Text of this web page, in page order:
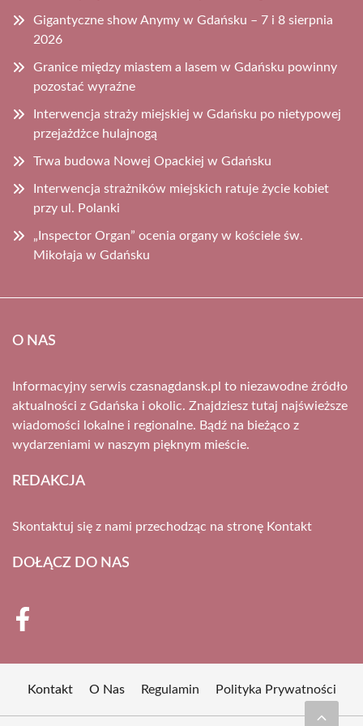
Gigantyczne show Anymy w Gdańsku – 7 i 8 sierpnia
2026
Granice między miastem a lasem w Gdańsku powinny
pozostać wyraźne
Interwencja straży miejskiej w Gdańsku po nietypowej
przejażdżce hulajnogą
Trwa budowa Nowej Opackiej w Gdańsku
Interwencja strażników miejskich ratuje życie kobiet
przy ul. Polanki
„Inspector Organ” ocenia organy w kościele św.
Mikołaja w Gdańsku
O NAS
Informacyjny serwis czasnagdansk.pl to niezawodne źródło
aktualności z Gdańska i okolic. Znajdziesz tutaj najświeższe
wiadomości lokalne i regionalne. Bądź na bieżąco z
wydarzeniami w naszym pięknym mieście.
REDAKCJA
Skontaktuj się z nami przechodząc na stronę Kontakt
DOŁĄCZ DO NAS
Kontakt O Nas Regulamin Polityka Prywatności